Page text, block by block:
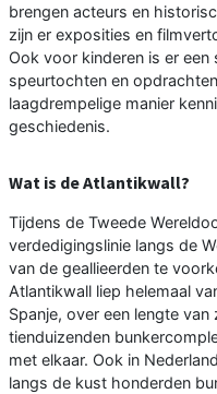
brengen acteurs en
zijn er exposities en
Ook voor kinderen is er
speurtochten en
laagdrempelige manier
geschiedenis.
Wat is de Atlantikwall?
Tijdens de Tweede
verdedigingslinie langs de
van de geallieerden te
Atlantikwall liep helemaal
Spanje, over een lengte
tienduizenden
met elkaar. Ook in
langs de kust honderden